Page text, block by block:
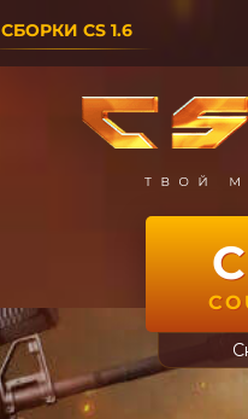
СБОРКИ CS 1.6